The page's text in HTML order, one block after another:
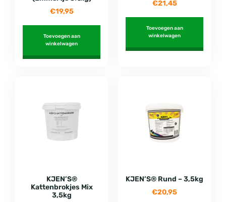
€19,95
Toevoegen aan
winkelwagen
€21,45
Toevoegen aan
winkelwagen
KJEN’S®
Kattenbrokjes Mix
3,5kg
KJEN’S® Rund – 3,5kg
€20,95